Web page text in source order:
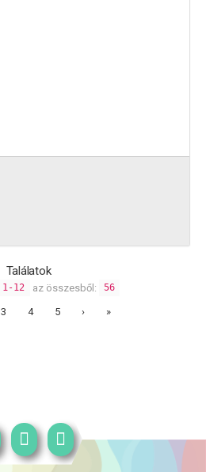
Találatok
1-12 az összesből: 56
3 4 5 › »